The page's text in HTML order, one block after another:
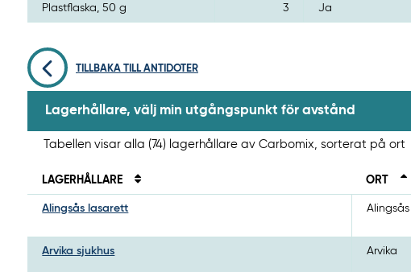
Plastflaska, 50 g 3 Ja
TILLBAKA TILL ANTIDOTER
Lagerhållare, välj min utgångspunkt för avstånd
Tabellen visar alla (74) lagerhållare av Carbomix, sorterat på ort
LAGERHÅLLARE ORT
Alingsås lasarett Alingsås
Arvika sjukhus Arvika